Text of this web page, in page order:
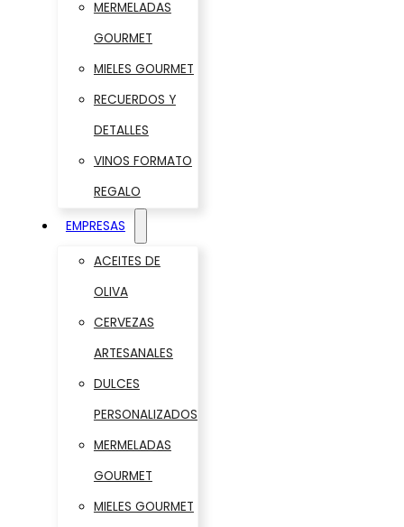
MERMELADAS
GOURMET
MIELES GOURMET
RECUERDOS Y
DETALLES
VINOS FORMATO
REGALO
EMPRESAS
ACEITES DE
OLIVA
CERVEZAS
ARTESANALES
DULCES
PERSONALIZADOS
MERMELADAS
GOURMET
MIELES GOURMET